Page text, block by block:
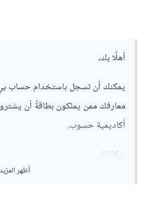
أهلًا بك،
يمكنك أن تسجل باستخدام حساب
معارفك ممن يملكون بطاقةً أن
أكاديمية حسوب.
شكرًا لك.
أظهر المزيد